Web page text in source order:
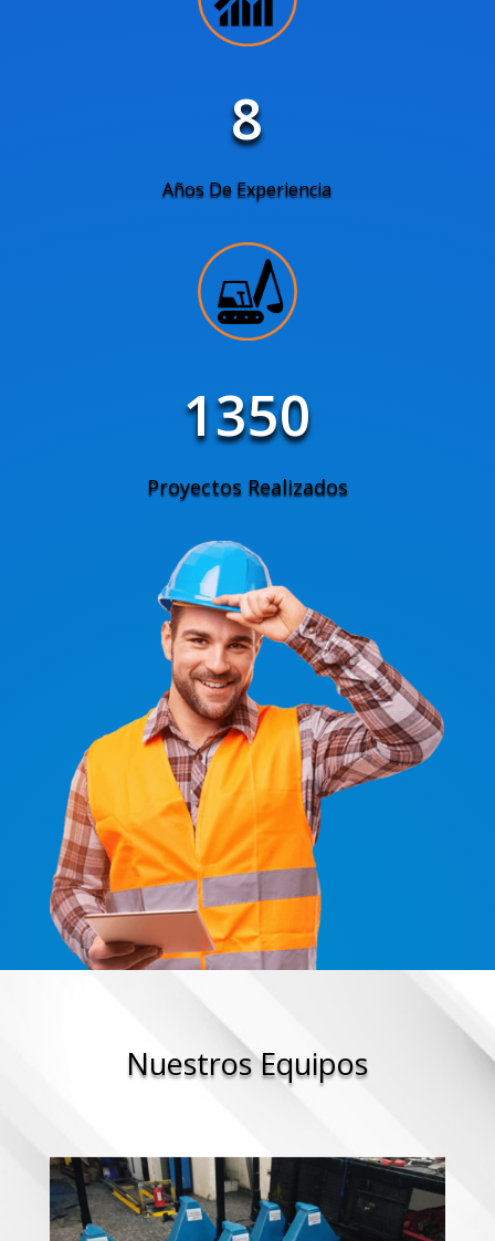
8
Años De Experiencia
1350
Proyectos Realizados
Nuestros Equipos